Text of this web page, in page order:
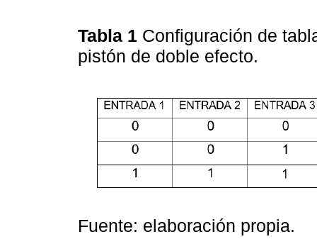
Tabla 1 Configuración de
pistón de doble efecto.
Fuente: elaboración propia.